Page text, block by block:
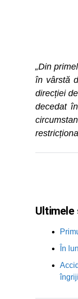
„Din
în vârstă
direcției
decedat
Ultimele
În